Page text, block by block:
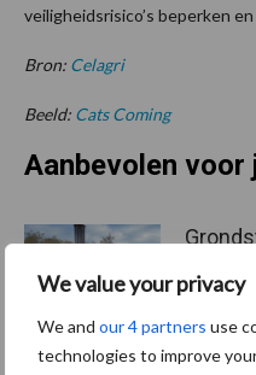
We value your privacy
We and our 4 partners use
technologies to improve
veiligheidsrisico’s beperken
Bron: Celagri
Beeld: Cats Coming
Aanbevolen voor
in de